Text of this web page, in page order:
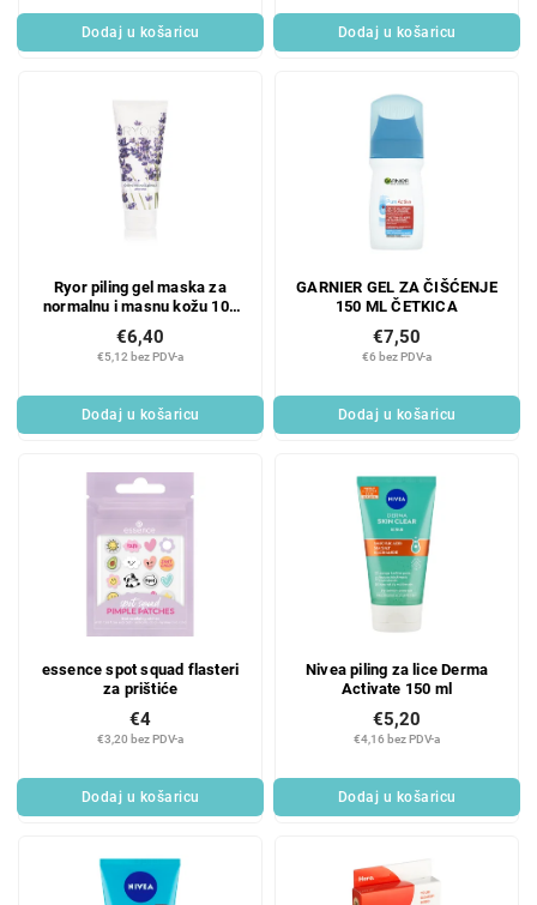
Dodaj u košaricu Dodaj u košaricu
Ryor piling gel maska za
normalnu i masnu kožu 100
ml
€5,12 bez PDV-a
€6,40
Dodaj u košaricu
GARNIER GEL ZA ČIŠĆENJE
150 ML ČETKICA
€6 bez PDV-a
€7,50
Dodaj u košaricu
essence spot squad flasteri
za prištiće
€3,20 bez PDV-a
€4
Dodaj u košaricu
Nivea piling za lice Derma
Activate 150 ml
€4,16 bez PDV-a
€5,20
Dodaj u košaricu